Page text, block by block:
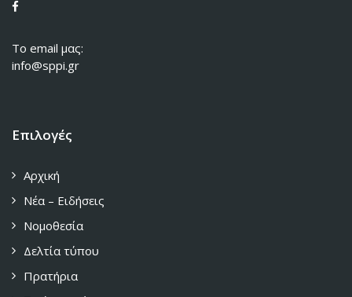
To email μας:
info@sppi.gr
Επιλογές
Αρχική
Νέα – Ειδήσεις
Νομοθεσία
Δελτία τύπου
Πρατήρια